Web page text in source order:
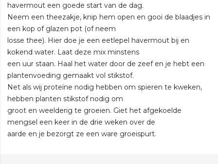
havermout een goede start van de dag.
Neem een theezakje, knip hem open en gooi de blaadjes in
een kop of glazen pot (of neem
losse thee). Hier doe je een eetlepel havermout bij en
kokend water. Laat deze mix minstens
een uur staan. Haal het water door de zeef en je hebt een
plantenvoeding gemaakt vol stikstof.
Net als wij proteïne nodig hebben om spieren te kweken,
hebben planten stikstof nodig om
groot en weelderig te groeien. Giet het afgekoelde
mengsel een keer in de drie weken over de
aarde en je bezorgt ze een ware groeispurt.